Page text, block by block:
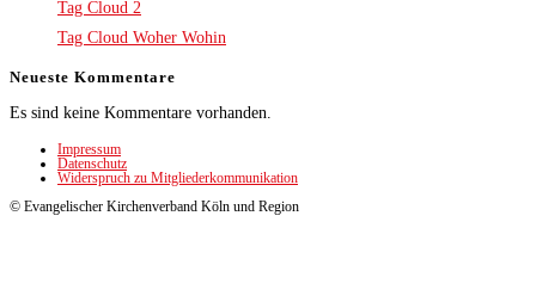
Tag Cloud 2
Tag Cloud Woher Wohin
Neueste Kommentare
Es sind keine Kommentare vorhanden.
Impressum
Datenschutz
Widerspruch zu Mitgliederkommunikation
© Evangelischer Kirchenverband Köln und Region